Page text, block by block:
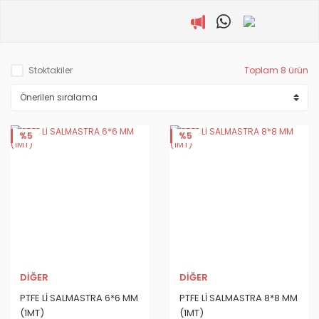
Stoktakiler Toplam 8 ürün
%5
DİĞER
PTFE Lİ SALMASTRA 6*6 MM
(1MT)
%5
DİĞER
PTFE Lİ SALMASTRA 8*8 MM
(1MT)